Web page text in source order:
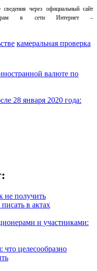
сведения через официальный сайт
в сети Интернет –
камеральная проверка
валюте по
28 января 2020 года:
не получить
в актах
и участниками:
что целесообразно